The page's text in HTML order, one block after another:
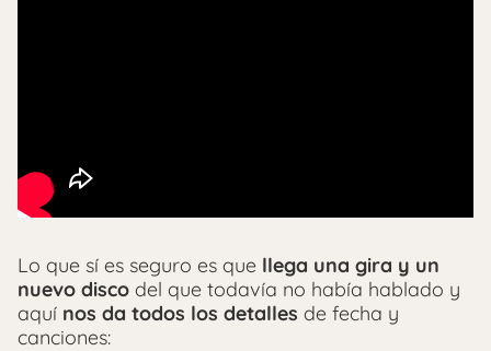
Lo que sí es seguro es que llega una gira y un
nuevo disco del que todavía no había hablado y
aquí nos da todos los detalles de fecha y
canciones: